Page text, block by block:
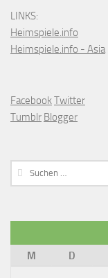
LINKS:
Heimspiele.info
Heimspiele.info - Asia
FacebookTwitter
Tumblr Blogger
Suchen
nach:
M
D